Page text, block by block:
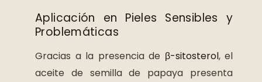
Aplicación en Pieles Sensibles y
Problemáticas
Gracias a la presencia de β-sitosterol, el
aceite de semilla de papaya presenta